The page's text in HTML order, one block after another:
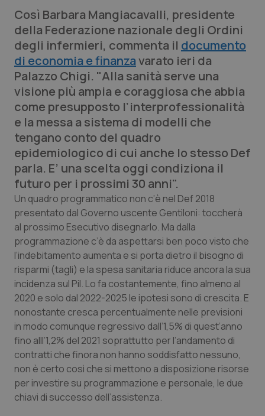
Lettere al direttore
Edizioni Regionali
QS Pro
Professionisti Sanitari.AI
Abruzzo
Basilicata
Calabria
Campania
Emilia-Romagna
Friuli Venezia Giulia
Lazio
Liguria
Lombardia
QS Pro Gold
Artrite & artrosi
Asma & BPCO
Car-T
Colesterolo & coronaropatie
Dermatite Atopica
Diabete & glucometri
Disturbi dell’umore
Dolore
QS Club Newsletter
Così Barbara Mangiacavalli, presidente
della Federazione nazionale degli Ordini
degli infermieri, commenta il documento
di economia e finanzavarato ieri da
Palazzo Chigi. "Alla sanità serve una
visione più ampia e coraggiosa che abbia
come presupposto l’interprofessionalità
e la messa a sistema di modelli che
tengano conto del quadro
epidemiologico di cui anche lo stesso Def
parla. E’ una scelta oggi condiziona il
futuro per i prossimi 30 anni".
Un quadro programmatico non c’è nel Def 2018
presentato dal Governo uscente Gentiloni: toccherà
al prossimo Esecutivo disegnarlo. Ma dalla
programmazione c’è da aspettarsi ben poco visto che
l’indebitamento aumenta e si porta dietro il bisogno di
risparmi (tagli) e la spesa sanitaria riduce ancora la sua
incidenza sul Pil. Lo fa costantemente, fino almeno al
2020 e solo dal 2022-2025 le ipotesi sono di crescita. E
nonostante cresca percentualmente nelle previsioni
in modo comunque regressivo dall’1,5% di quest’anno
fino alll’1,2% del 2021 soprattutto per l’andamento di
contratti che finora non hanno soddisfatto nessuno,
non è certo così che si mettono a disposizione risorse
per investire su programmazione e personale, le due
chiavi di successo dell’assistenza.